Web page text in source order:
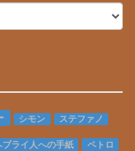
シモン ステファノ
ブライ人への手紙 ペトロ